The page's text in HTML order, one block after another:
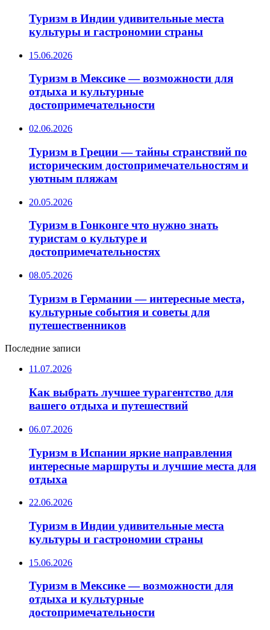
Туризм в Индии удивительные места
культуры и гастрономии страны
15.06.2026
Туризм в Мексике — возможности для
отдыха и культурные
достопримечательности
02.06.2026
Туризм в Греции — тайны странствий по
историческим достопримечательностям и
уютным пляжам
20.05.2026
Туризм в Гонконге что нужно знать
туристам о культуре и
достопримечательностях
08.05.2026
Туризм в Германии — интересные места,
культурные события и советы для
путешественников
Последние записи
11.07.2026
Как выбрать лучшее турагентство для
вашего отдыха и путешествий
06.07.2026
Туризм в Испании яркие направления
интересные маршруты и лучшие места для
отдыха
22.06.2026
Туризм в Индии удивительные места
культуры и гастрономии страны
15.06.2026
Туризм в Мексике — возможности для
отдыха и культурные
достопримечательности